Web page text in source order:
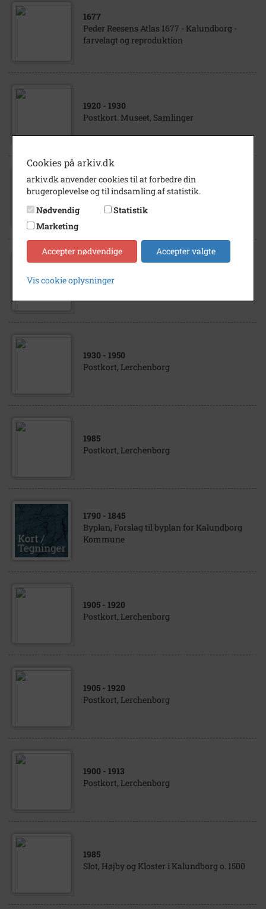
1677
Peder Reesens Atlas 1677 - Kalundborg -
farvelagt og reproduktion
1920 - 1930
Postkort. Museet, Samlinger
1900- 1920
Postkort, Lerchenborg
1930 - 1950
Postkort, Lerchenborg
1985
Postkort, Lerchenborg
1790 - 1845
Byplan, Forslag til byplan for Kalundborg
Kommune
1905 - 1920
Postkort, Lerchenborg
1905 - 1920
Postkort, Lerchenborg
1900 - 1913
Postkort, Lerchenborg
1985
Slot, Højby og Kloster i Kalundborg o. 1500
Cookies på arkiv.dk
arkiv.dk anvender cookies til at forbedre din
brugeroplevelse og til indsamling af statistik.
Nødvendig
Statistik
Marketing
Accepter nødvendige Accepter valgte
Vis cookie oplysninger